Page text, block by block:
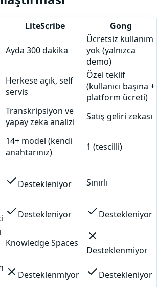
LiteScribe
Gong
Ayda 300 dakika
Ücretsiz kullanım
yok (yalnızca
demo)
Herkese açık, self
servis
Özel teklif
(kullanıcı başına +
platform ücreti)
Transkripsiyon ve
yapay zeka analizi
Satış geliri zekası
14+ model (kendi
anahtarınız)
1 (tescilli)
Destekleniyor Sınırlı
Destekleniyor
Destekleniyor
Knowledge Spaces
Desteklenmiyor
Desteklenmiyor
Destekleniyor